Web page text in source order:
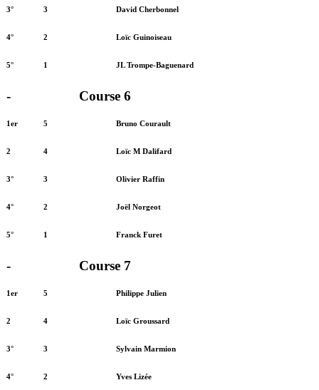
3° 3 David Cherbonnel
4° 2 Loïc Guinoiseau
5° 1 JL Trompe-Baguenard
- Course 6
1er 5 Bruno Courault
2 4 Loïc M Dalifard
3° 3 Olivier Raffin
4° 2 Joël Norgeot
5° 1 Franck Furet
- Course 7
1er 5 Philippe Julien
2 4 Loïc Groussard
3° 3 Sylvain Marmion
4° 2 Yves Lizée